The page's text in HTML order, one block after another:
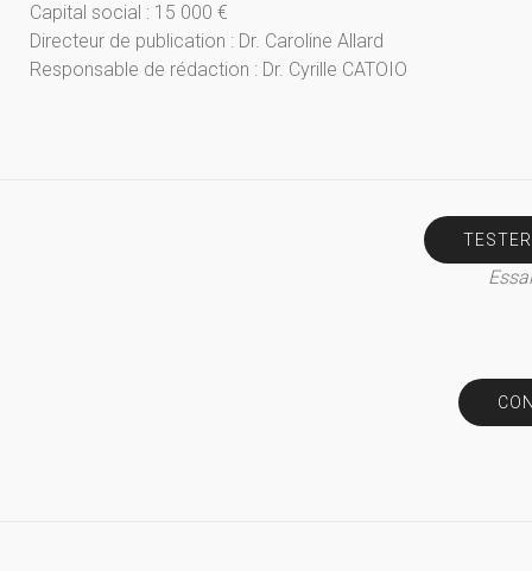
Capital social : 15 000 €
Directeur de publication : Dr. Caroline Allard
Responsable de rédaction : Dr. Cyrille CATOIO